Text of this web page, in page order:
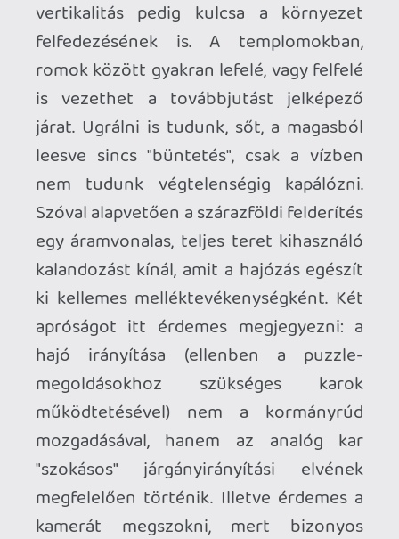
játékmenet idejét kitöltve ne érezzük
őket túlságosan ismétlődőnek. Az egyik
szigeten fénycsóvákat terelgetünk
tükrökkel. Máshol forgó-mozgó
gépezeteket működtetünk, golyókat
lökdösünk, harangokat keresünk, vagy
mintákat másolunk, hogy ajtók és rácsok
nyíljanak előttünk. Érdekesség, hogy
minimális harc is van a játékban. Gekkónk
ugyanis tud "ügető" mozdulatot tenni,
amivel lecsaphatjuk a Zeldákból ide
keveredett egyszemű skorpiókat, váza-
és virágszörnyeket. Semmi komolyra ne
számítsatok, de épp annyira jó és
hangsúlyos a harc, hogy kicsit fűszerezze
a terepi felderítést, de nincs túlságosan
erőltetve sem. Gyűjtögetnivalók
tekintetében a játék számon tartja a
terepen befalt változatos bogárvilág
fajtáit, illetve a relikviákat. Aranyat
dobnak a legyőzött ellenfelek és a
széttört vázák, amelyeket az éjsötét
tükröknél tudunk bőrszínre és
bőrmintázatra váltani, pusztán
kozmetikai jelleggel.